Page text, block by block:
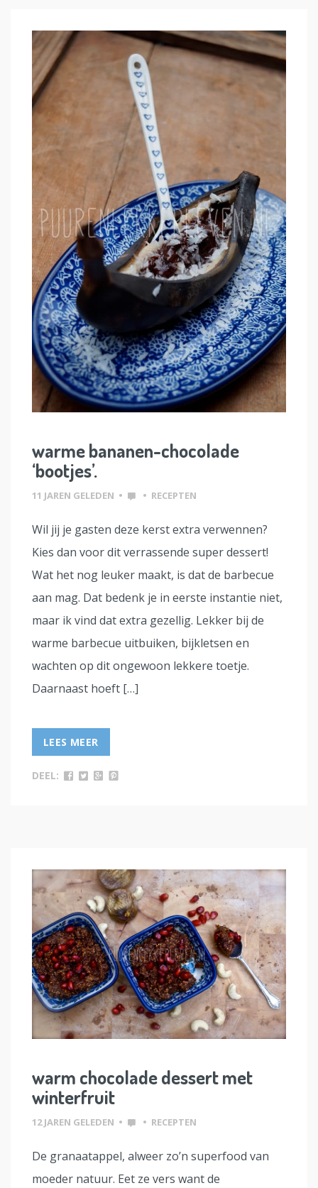
warme bananen-chocolade
‘bootjes’.
11 JAREN GELEDEN • • RECEPTEN
Wil jij je gasten deze kerst extra verwennen?
Kies dan voor dit verrassende super dessert!
Wat het nog leuker maakt, is dat de barbecue
aan mag. Dat bedenk je in eerste instantie niet,
maar ik vind dat extra gezellig. Lekker bij de
warme barbecue uitbuiken, bijkletsen en
wachten op dit ongewoon lekkere toetje.
Daarnaast hoeft […]
LEES MEER
DEEL:
warm chocolade dessert met
winterfruit
12 JAREN GELEDEN • • RECEPTEN
De granaatappel, alweer zo’n superfood van
moeder natuur. Eet ze vers want de